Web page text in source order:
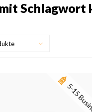
Schlagwort